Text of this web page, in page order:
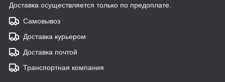
Доставка осуществляется только по предоплате.
Самовывоз
Доставка курьером
Доставка почтой
Транспортная компания